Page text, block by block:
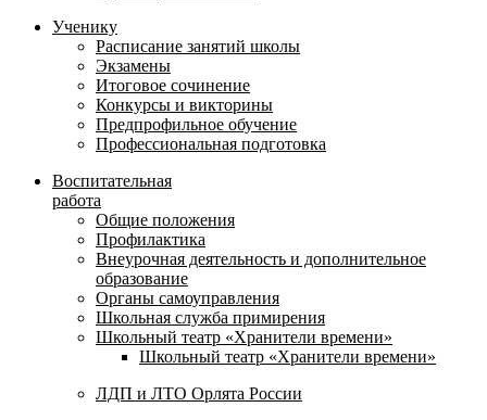
Ученику
Расписание занятий школы
Экзамены
Итоговое сочинение
Конкурсы и викторины
Предпрофильное обучение
Профессиональная подготовка
Воспитательная
работа
Общие положения
Профилактика
Внеурочная деятельность и дополнительное
образование
Органы самоуправления
Школьная служба примирения
Школьный театр «Хранители времени»
Школьный театр «Хранители времени»
ЛДП и ЛТО Орлята России